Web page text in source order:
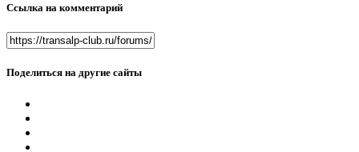
Ссылка на комментарий
Поделиться на другие сайты